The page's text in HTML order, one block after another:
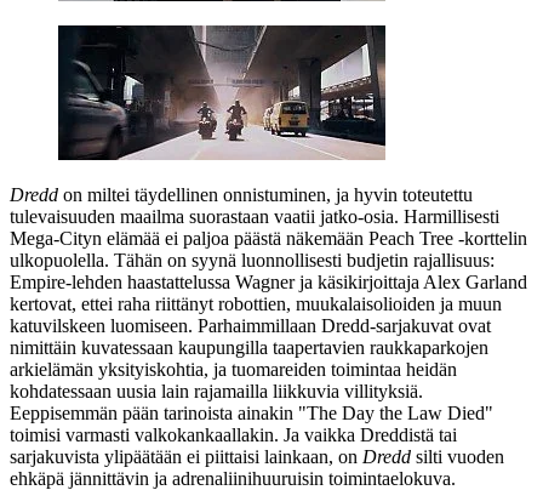
Dredd on miltei täydellinen onnistuminen, ja hyvin toteutettu
tulevaisuuden maailma suorastaan vaatii jatko-osia. Harmillisesti
Mega‑Cityn elämää ei paljoa päästä näkemään Peach Tree ‑korttelin
ulkopuolella. Tähän on syynä luonnollisesti budjetin rajallisuus:
Empire-lehden haastattelussa Wagner ja käsikirjoittaja Alex Garland
kertovat, ettei raha riittänyt robottien, muukalaisolioiden ja muun
katuvilskeen luomiseen. Parhaimmillaan Dredd-sarjakuvat ovat
nimittäin kuvatessaan kaupungilla taapertavien raukkaparkojen
arkielämän yksityiskohtia, ja tuomareiden toimintaa heidän
kohdatessaan uusia lain rajamailla liikkuvia villityksiä.
Eeppisemmän pään tarinoista ainakin "The Day the Law Died"
toimisi varmasti valkokankaallakin. Ja vaikka Dreddistä tai
sarjakuvista ylipäätään ei piittaisi lainkaan, on Dredd silti vuoden
ehkäpä jännittävin ja adrenaliinihuuruisin toimintaelokuva.